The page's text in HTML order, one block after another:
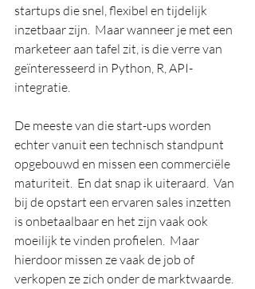
startups die snel, flexibel en tijdelijk
inzetbaar zijn.  Maar wanneer je met een
marketeer aan tafel zit, is die verre van
geïnteresseerd in Python, R, API-
integratie.
De meeste van die start-ups worden
echter vanuit een technisch standpunt
opgebouwd en missen een commerciële
maturiteit.  En dat snap ik uiteraard.  Van
bij de opstart een ervaren sales inzetten
is onbetaalbaar en het zijn vaak ook
moeilijk te vinden profielen.  Maar
hierdoor missen ze vaak de job of
verkopen ze zich onder de marktwaarde.